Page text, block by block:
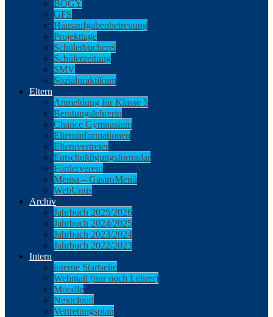
BOGY
GFS
Hausaufgabenbetreuung
Projekttage
Schülerbücherei
Schülerzeitung
SMV
Sozialpraktikum
Eltern
Anmeldung für Klasse 5
Beratungslehrerin
Chance Gymnasium
Elterninformationen
Elternvertreter
Entschuldigungsformular
Förderverein
Mensa – GastroMenü
WebUntis
Archiv
Jahrbuch 2025/2026
Jahrbuch 2024/2025
Jahrbuch 2023/2024
Jahrbuch 2022/2023
Intern
interne Startseite
Webmail (nur noch Lehrer)
Moodle
Nextcloud
Vertretungsplan